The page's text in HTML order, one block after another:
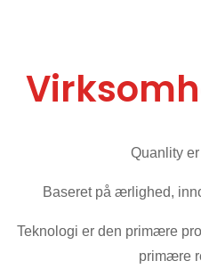
Quanlity
Baseret på ærlighed,
Teknologi er den primære
primære